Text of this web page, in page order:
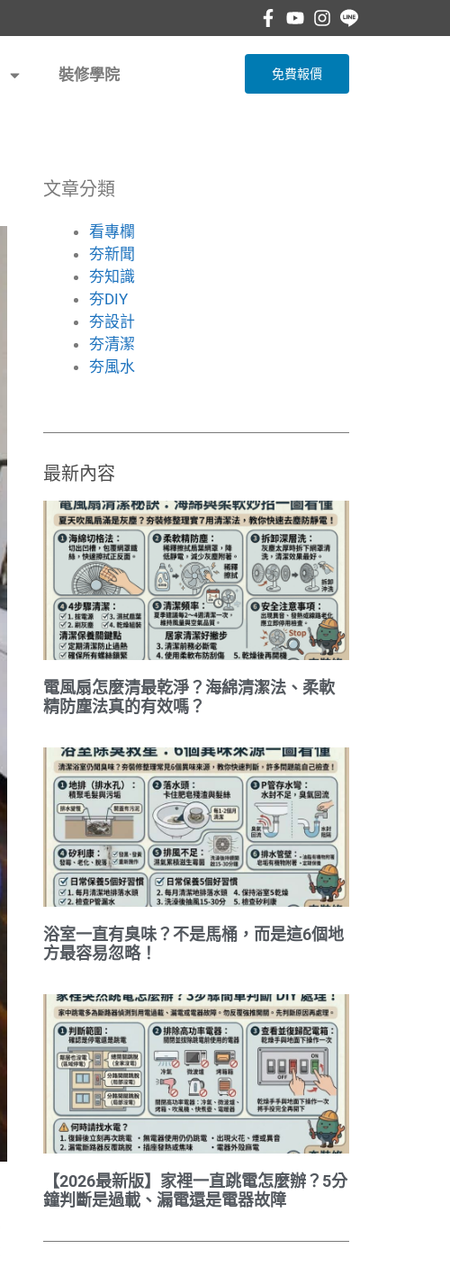
裝修學院 免費報價
文章分類
看專欄
夯新聞
夯知識
夯DIY
夯設計
夯清潔
夯風水
最新內容
電風扇怎麼清最乾淨？海綿清潔法、柔軟
精防塵法真的有效嗎？
浴室一直有臭味？不是馬桶，而是這6個地
方最容易忽略！
【2026最新版】家裡一直跳電怎麼辦？5分
鐘判斷是過載、漏電還是電器故障